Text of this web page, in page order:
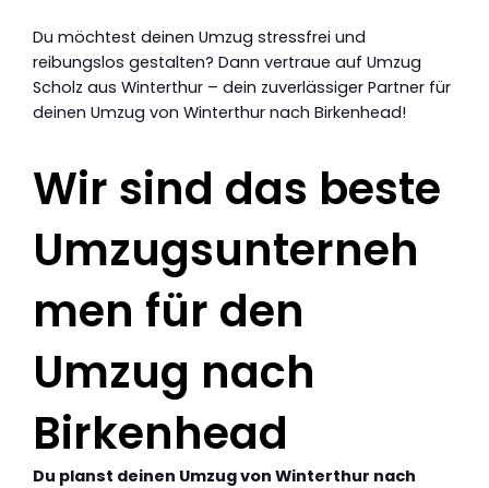
Du möchtest deinen Umzug stressfrei und
reibungslos gestalten? Dann vertraue auf Umzug
Scholz aus Winterthur – dein zuverlässiger Partner für
deinen Umzug von Winterthur nach Birkenhead!
Wir sind das beste
Umzugsunterneh
men für den
Umzug nach
Birkenhead
Du planst deinen Umzug von Winterthur nach